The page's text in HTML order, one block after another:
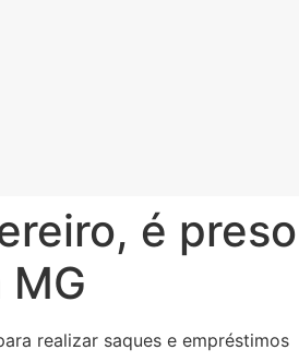
é
realizar saques e empréstimos